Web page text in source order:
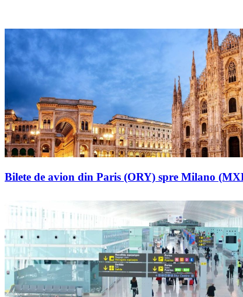
Bilete de avion din Paris (ORY) spre Milano